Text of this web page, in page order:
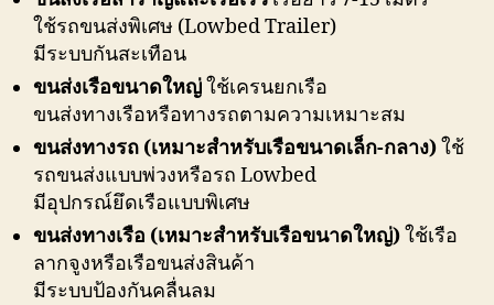
ใช้รถขนส่งพิเศษ (Lowbed Trailer)
มีระบบกันสะเทือน
ขนส่งเรือขนาดใหญ่ใช้เครนยกเรือ
ขนส่งทางเรือหรือทางรถตามความเหมาะสม
ขนส่งทางรถ (เหมาะสำหรับเรือขนาดเล็ก-กลาง)ใช้
รถขนส่งแบบพ่วงหรือรถ Lowbed
มีอุปกรณ์ยึดเรือแบบพิเศษ
ขนส่งทางเรือ (เหมาะสำหรับเรือขนาดใหญ่)ใช้เรือ
ลากจูงหรือเรือขนส่งสินค้า
มีระบบป้องกันคลื่นลม